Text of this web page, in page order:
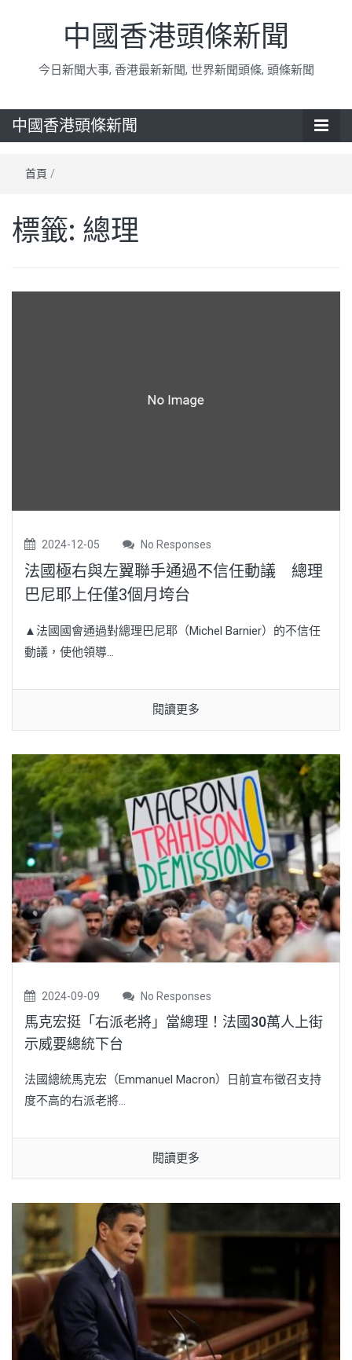
中國香港頭條新聞
今日新聞大事, 香港最新新聞, 世界新聞頭條, 頭條新聞
中國香港頭條新聞
首頁 /
標籤: 總理
2024-12-05 No Responses
法國極右與左翼聯手通過不信任動議 總理
巴尼耶上任僅3個月垮台
▲法國國會通過對總理巴尼耶（Michel Barnier）的不信任
動議，使他領導...
閱讀更多
2024-09-09 No Responses
馬克宏挺「右派老將」當總理！法國30萬人上街
示威要總統下台
法國總統馬克宏（Emmanuel Macron）日前宣布徵召支持
度不高的右派老將...
閱讀更多